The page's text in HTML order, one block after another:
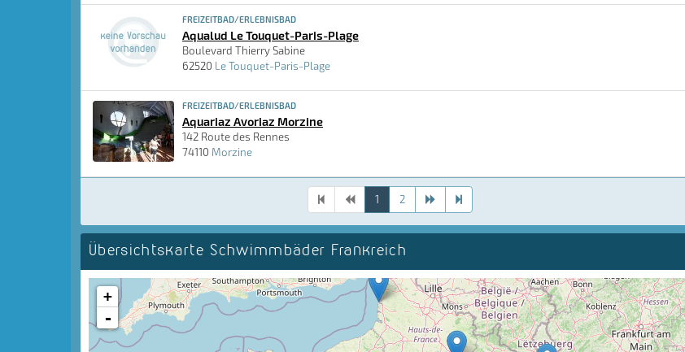
FREIZEITBAD/ERLEBNISBAD
Aqualud Le Touquet-Paris-Plage
Boulevard Thierry Sabine
62520 Le Touquet-Paris-Plage
FREIZEITBAD/ERLEBNISBAD
Aquariaz Avoriaz Morzine
142 Route des Rennes
74110 Morzine
1 2
Übersichtskarte Schwimmbäder Frankreich
+
-